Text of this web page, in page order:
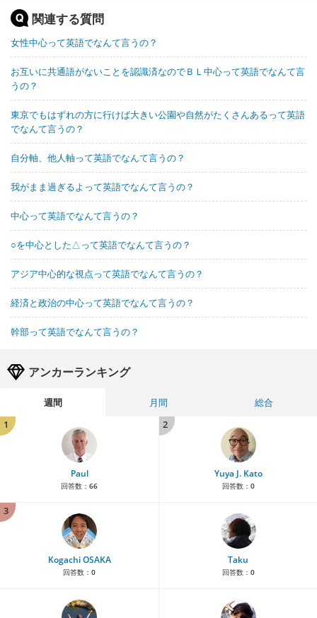
関連する質問
女性中心って英語でなんて言うの？
お互いに共通語がないことを認識済なのでＢＬ中心って英語でなんて言
うの？
東京でもはずれの方に行けば大きい公園や自然がたくさんあるって英語
でなんて言うの？
自分軸、他人軸って英語でなんて言うの？
我がまま過ぎるよって英語でなんて言うの？
中心って英語でなんて言うの？
○を中心とした△って英語でなんて言うの？
アジア中心的な視点って英語でなんて言うの？
経済と政治の中心って英語でなんて言うの？
幹部って英語でなんて言うの？
アンカーランキング
週間 月間
総合
1
Paul
回答数： 66
2
Yuya J. Kato
回答数： 0
3
Kogachi OSAKA
回答数： 0
Taku
回答数： 0